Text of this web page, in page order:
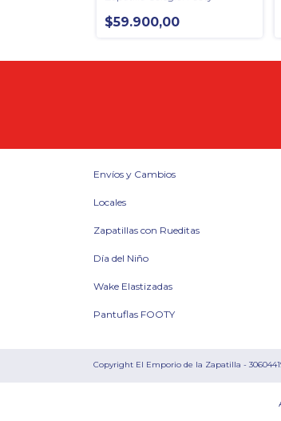
$59.900,00
Envíos y Cambios
Locales
Zapatillas con Rueditas
Día del Niño
Wake Elastizadas
Pantuflas FOOTY
Copyright El Emporio de la Zapatilla -